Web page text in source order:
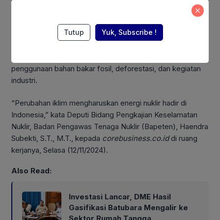
Indonesia, bisa dijadikan bahan baku energi PLTN, yang
penggunaan bahan bakar fosil, deforestasi, dan kegiatan
industri.
“Perubahan iklim mengharuskan energi nuklir hadir di
Indonesia,” kata Deputi Bidang Pengkajian Keselamatan
Nuklir, Badan Pengawas Tenaga Nuklir (Bapeten), Haendra
Subekti, S.T., M.T., kepada corebusiness.co.iddi ruang
kerjanya, Selasa (12/11/2024).
Also Read:
Investasi Lancar, DME Hasil
Gasifikasi Batubara Mengalir ke
Tutup Yuk, Subscribe !